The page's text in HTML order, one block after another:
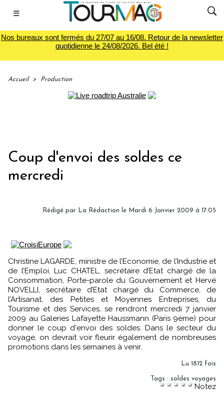
☰
Nos bureaux sont fermés du 27/07 au 16/08. Retour de la newsletter
quotidienne le 24/08/2026. Bel été !
Accueil > Production
Coup d'envoi des soldes ce
mercredi
Rédigé par La Rédaction le Mardi 6 Janvier 2009 à 17:05
Christine LAGARDE, ministre de l’Economie, de l’Industrie et
de l’Emploi, Luc CHATEL, secrétaire d’Etat chargé de la
Consommation, Porte-parole du Gouvernement et Hervé
NOVELLI, secrétaire d’Etat chargé du Commerce, de
l’Artisanat, des Petites et Moyennes Entreprises, du
Tourisme et des Services, se rendront mercredi 7 janvier
2009 au Galeries Lafayette Haussmann (Paris 9ème) pour
donner le coup d'envoi des soldes. Dans le secteur du
voyage, on devrait voir fleurir également de nombreuses
promotions dans les semaines à venir.
Lu 1812 fois
Tags : soldes voyages
Notez